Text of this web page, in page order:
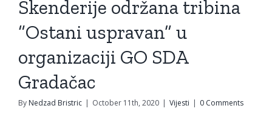
SDA
Vijesti
Skenderije održana tribina
“Ostani uspravan” u
organizaciji GO SDA
Gradačac
By Nedzad Bristric | October 11th, 2020 | Vijesti | 0 Comments